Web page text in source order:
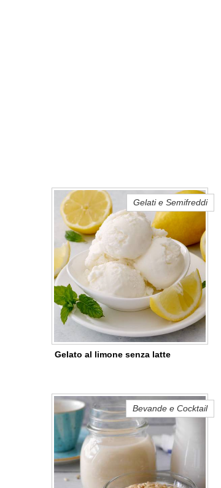
Gelato al limone senza latte
Gelati e Semifreddi
Bevande e Cocktail